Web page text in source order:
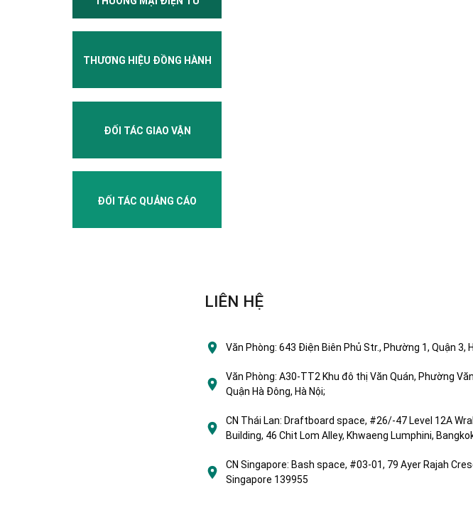
THƯƠNG HIỆU ĐỒNG HÀNH
ĐỐI TÁC GIAO VẬN
ĐỐI TÁC QUẢNG CÁO
LIÊN HỆ
Văn Phòng: 643 Điện Biên Phủ Str., Phường 1, Quận 3,
Văn Phòng: A30-TT2 Khu đô thị Văn Quán, Phường
Quận Hà Đông, Hà Nội;
CN Thái Lan: Draftboard space, #26/-47 Level 12A
Building, 46 Chit Lom Alley, Khwaeng Lumphini,
CN Singapore: Bash space, #03-01, 79 Ayer Rajah
Singapore 139955